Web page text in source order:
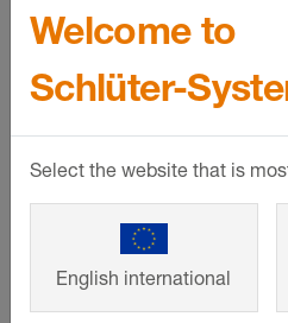
Schlüter-DECO
Este perfil de diseño,
Welcome to
Schlüter-
Select the website that is
English international